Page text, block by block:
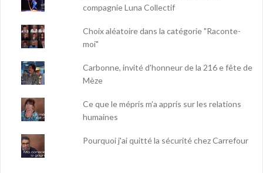
compagnie Luna Collectif
Choix aléatoire dans la catégorie "Raconte-
moi"
Carbonne, invité d'honneur de la 216 e fête de
Mèze
Ce que le mépris m’a appris sur les relations
humaines
Pourquoi j'ai quitté la sécurité chez Carrefour